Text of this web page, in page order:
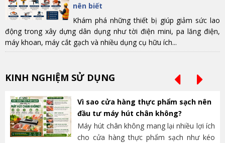
nên biết
Khám phá những thiết bị giúp giảm sức lao
động trong xây dựng dân dụng như tời điện mini, pa lăng điện,
máy khoan, máy cắt gạch và nhiều dụng cụ hữu ích...
KINH NGHIỆM SỬ DỤNG
Vì sao cửa hàng thực phẩm sạch nên
đầu tư máy hút chân không?
Máy hút chân không mang lại nhiều lợi ích
cho cửa hàng thực phẩm sạch như kéo